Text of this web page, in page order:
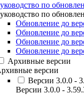
по
по
Обновление до
Обновление до
Обновление до
Обновление до
Архивные версии
версии
Версии 3.0.0 -
Версии 3.0.0 -